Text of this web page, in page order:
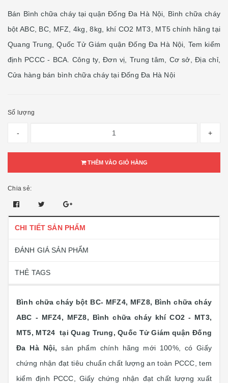
Bán Bình chữa cháy tại quận Đống Đa Hà Nội, Bình chữa cháy
bột ABC, BC, MFZ, 4kg, 8kg, khí CO2 MT3, MT5 chính hãng tại
Quang Trung, Quốc Tử Giám quận Đống Đa Hà Nội, Tem kiểm
định PCCC - BCA. Công ty, Đơn vị, Trung tâm, Cơ sở, Địa chỉ,
Cửa hàng bán bình chữa cháy tại Đống Đa Hà Nội
Số lượng
- +
THÊM VÀO GIỎ HÀNG
Chia sẻ:
CHI TIẾT SẢN PHẨM
ĐÁNH GIÁ SẢN PHẨM
THẺ TAGS
Bình chữa cháy bột BC- MFZ4, MFZ8, Bình chữa cháy
ABC - MFZ4, MFZ8, Bình chữa cháy khí CO2 - MT3,
MT5, MT24 tại Quag Trung, Quốc Tử Giám quận Đống
Đa Hà Nội,sản phẩm chính hãng mới 100%, có Giấy
chứng nhận đạt tiêu chuẩn chất lượng an toàn PCCC, tem
kiểm định PCCC, Giấy chứng nhận đạt chất lượng xuất